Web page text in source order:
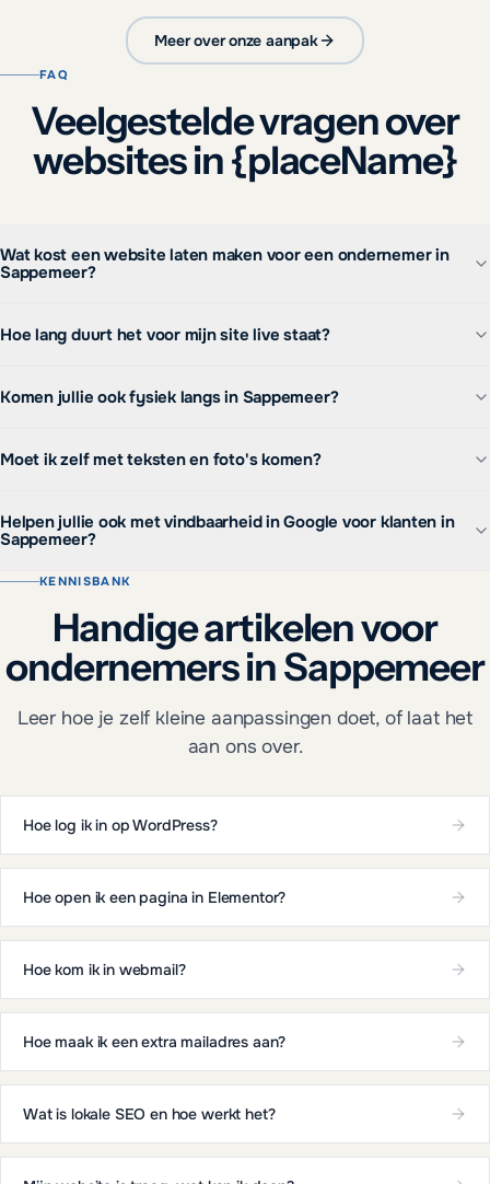
Meer over onze aanpak
FAQ
Veelgestelde vragen over
websites in {placeName}
Wat kost een website laten maken voor een ondernemer in
Sappemeer?
Hoe lang duurt het voor mijn site live staat?
Komen jullie ook fysiek langs in Sappemeer?
Moet ik zelf met teksten en foto's komen?
Helpen jullie ook met vindbaarheid in Google voor klanten in
Sappemeer?
KENNISBANK
Handige artikelen voor
ondernemers in Sappemeer
Leer hoe je zelf kleine aanpassingen doet, of laat het
aan ons over.
Hoe log ik in op WordPress?
Hoe open ik een pagina in Elementor?
Hoe kom ik in webmail?
Hoe maak ik een extra mailadres aan?
Wat is lokale SEO en hoe werkt het?